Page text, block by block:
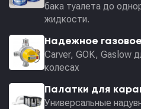
бака туалета до
жидкости.
Надежное
Carver, GOK, Gaslow
колесах
Палатки для
Универсальные